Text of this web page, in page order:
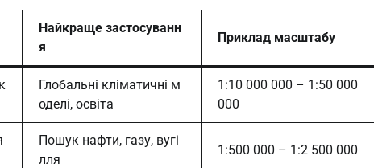
Найкраще застосуванн
я
Приклад масштабу
Глобальні кліматичні м
оделі, освіта
1:10 000 000 – 1:50 000
000
Пошук нафти, газу, вугі
лля
1:500 000 – 1:2 500 000